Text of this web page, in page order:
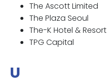
The Ascott Limited
The Plaza Seoul
The-K Hotel & Resort
TPG Capital
U